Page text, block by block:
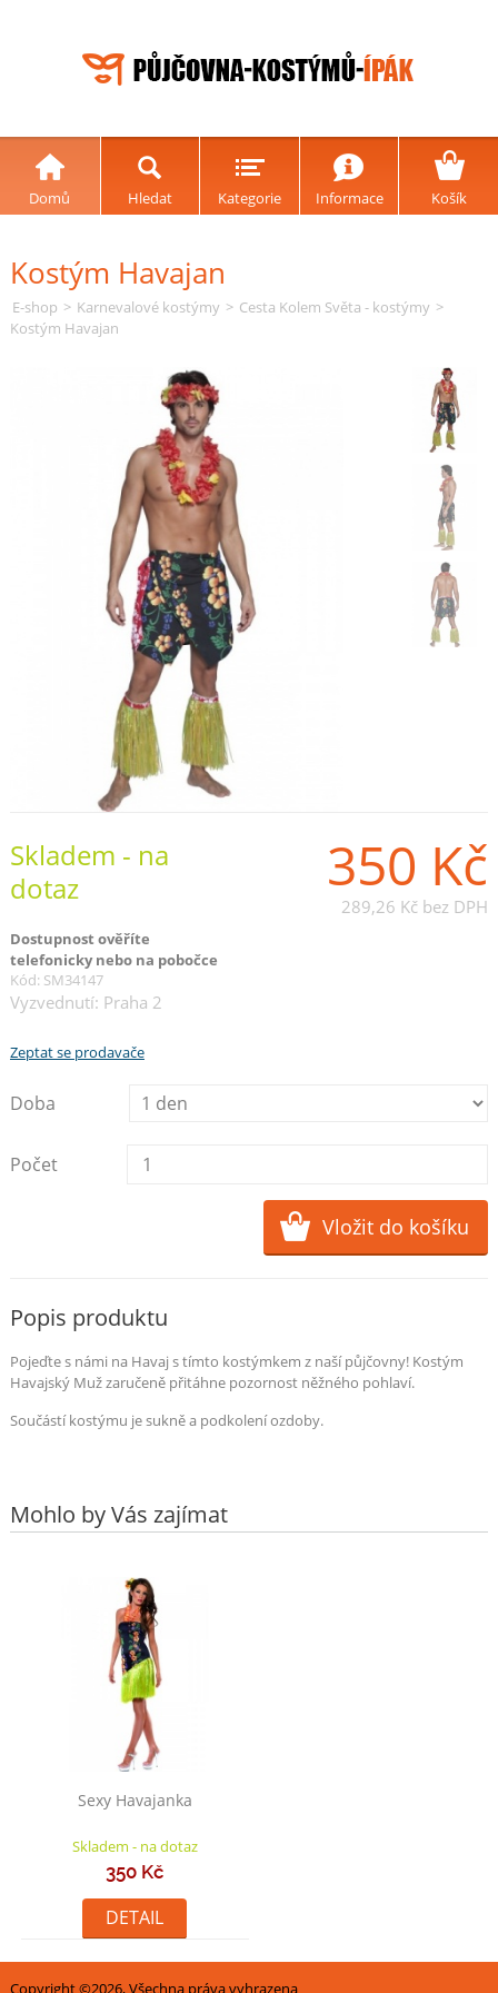
Domů Hledat Kategorie Informace Košík
Kostým Havajan
E-shop > Karnevalové kostýmy > Cesta Kolem Světa - kostýmy >
Kostým Havajan
350 Kč
289,26 Kč bez DPH
Skladem - na
dotaz
Dostupnost ověříte
telefonicky nebo na pobočce
Kód: SM34147
Vyzvednutí: Praha 2
Zeptat se prodavače
Doba
Počet
Popis produktu
Pojeďte s námi na Havaj s tímto kostýmkem z naší půjčovny! Kostým
Havajský Muž zaručeně přitáhne pozornost něžného pohlaví.
Součástí kostýmu je sukně a podkolení ozdoby.
Mohlo by Vás zajímat
Sexy Havajanka
Skladem - na dotaz
350 Kč
DETAIL
Copyright ©2026, Všechna práva vyhrazena